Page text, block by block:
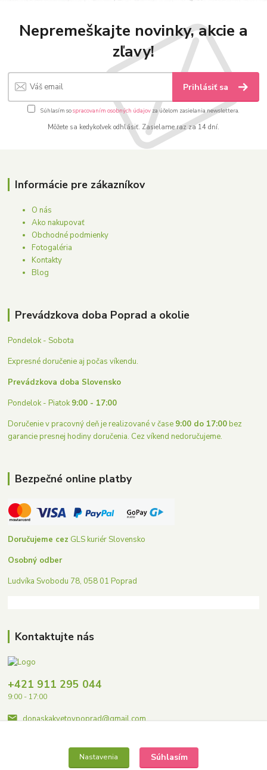
Nepremeškajte novinky, akcie a
zľavy!
Prihlásiť sa
Súhlasím sospracovaním osobných údajov za účelom zasielania newslettera.
Môžete sa kedykoľvek odhlásiť. Zasielame raz za 14 dní.
Informácie pre zákazníkov
O nás
Ako nakupovať
Obchodné podmienky
Fotogaléria
Kontakty
Blog
Prevádzkova doba Poprad a okolie
Pondelok - Sobota
Expresné doručenie aj počas víkendu.
Prevádzkova doba Slovensko
Pondelok - Piatok9:00 - 17:00
Doručenie v pracovný deň je realizované v čase 9:00 do 17:00bez
garancie presnej hodiny doručenia. Cez víkend nedoručujeme.
Bezpečné online platby
Doručujeme cez GLS kuriér Slovensko
Osobný odber
Ludvíka Svobodu 78, 058 01 Poprad
Kontaktujte nás
+421 911 295 044
9:00 - 17:00
donaskakvetovpoprad@gmail.com
Nastavenia Súhlasím